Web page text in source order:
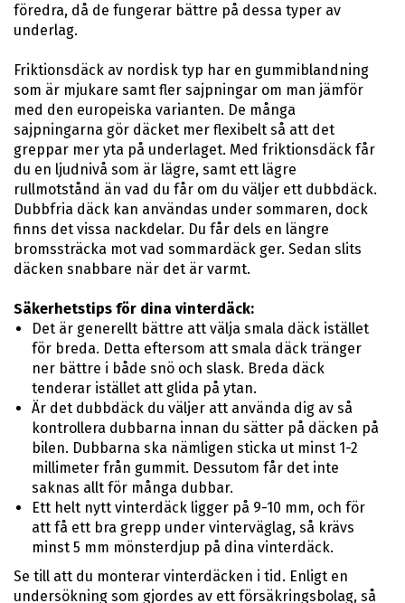
föredra, då de fungerar bättre på dessa typer av
underlag.
Friktionsdäck av nordisk typ har en gummiblandning
som är mjukare samt fler sajpningar om man jämför
med den europeiska varianten. De många
sajpningarna gör däcket mer flexibelt så att det
greppar mer yta på underlaget. Med friktionsdäck får
du en ljudnivå som är lägre, samt ett lägre
rullmotstånd än vad du får om du väljer ett dubbdäck.
Dubbfria däck kan användas under sommaren, dock
finns det vissa nackdelar. Du får dels en längre
bromssträcka mot vad sommardäck ger. Sedan slits
däcken snabbare när det är varmt.
Säkerhetstips för dina vinterdäck:
Det är generellt bättre att välja smala däck istället
för breda. Detta eftersom att smala däck tränger
ner bättre i både snö och slask. Breda däck
tenderar istället att glida på ytan.
Är det dubbdäck du väljer att använda dig av så
kontrollera dubbarna innan du sätter på däcken på
bilen. Dubbarna ska nämligen sticka ut minst 1-2
millimeter från gummit. Dessutom får det inte
saknas allt för många dubbar.
Ett helt nytt vinterdäck ligger på 9-10 mm, och för
att få ett bra grepp under vinterväglag, så krävs
minst 5 mm mönsterdjup på dina vinterdäck.
Se till att du monterar vinterdäcken i tid. Enligt en
undersökning som gjordes av ett försäkringsbolag, så